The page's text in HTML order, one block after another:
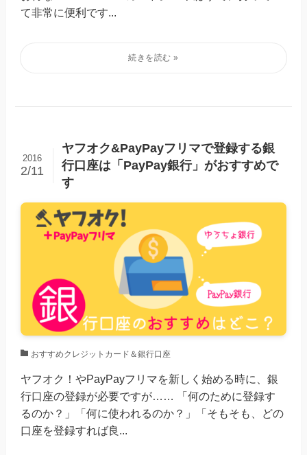
て非常に便利です...
ヤフオク&PayPayフリマで登録する銀
行口座は「PayPay銀行」がおすすめで
す
2016
2/11
おすすめクレジットカード＆銀行口座
ヤフオク！やPayPayフリマを新しく始める時に、銀
行口座の登録が必要ですが…… 「何のために登録す
るのか？」「何に使われるのか？」「そもそも、どの
口座を登録すれば良...